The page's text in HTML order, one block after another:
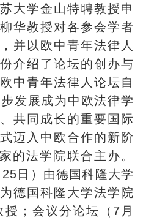
大学金山特聘教授申
华教授对各参会学者
并以欧中青年法律人
介绍了论坛的创办与
中青年法律人论坛自
发展成为中欧法律学
共同成长的重要国际
迈入中欧合作的新阶
法学院联合主办。
日）由德国科隆大学
德国科隆大学法学院
；会议分论坛（7月